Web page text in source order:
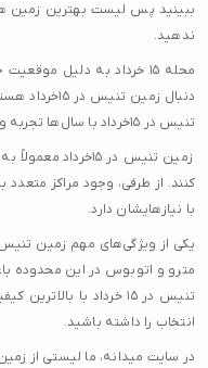
ندهید.
محله ۱۵ خرداد به دلیل
دنبال زمین
تنیس در ۱۵خرداد با سال‌ها تجربه و تخصص، خدماتی با کیفیت بالا ارائه می‌دهند و توانسته‌اند رضایت مشتریان را جلب کنند.
زمین تنیس در
کنند. از طرفی، وجود مراکز متعدد
با نیازهایشان دارد.
مترو و اتوبوس در این محدوده
تنیس در ۱۵ خرداد با
انتخاب را داشته باشید.
در سایت میدانه، ما لیستی از زمین تنیس در ۱۵خرداد را گردآوری کرده‌ایم تا به شما در